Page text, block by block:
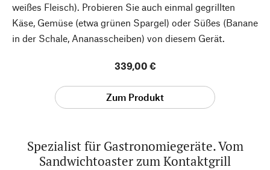
weißes Fleisch). Probieren Sie auch einmal gegrillten
Käse, Gemüse (etwa grünen Spargel) oder Süßes (Banane
in der Schale, Ananasscheiben) von diesem Gerät.
339,00 €
Zum Produkt
Spezialist für Gastronomiegeräte. Vom
Sandwichtoaster zum Kontaktgrill